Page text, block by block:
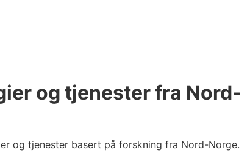
og tjenester fra Nord-
og tjenester basert på forskning fra Nord-Norge.